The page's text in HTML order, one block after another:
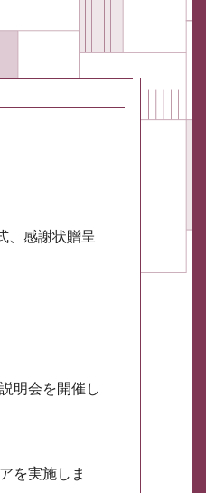
、感謝状贈呈
明会を開催し
を実施しま